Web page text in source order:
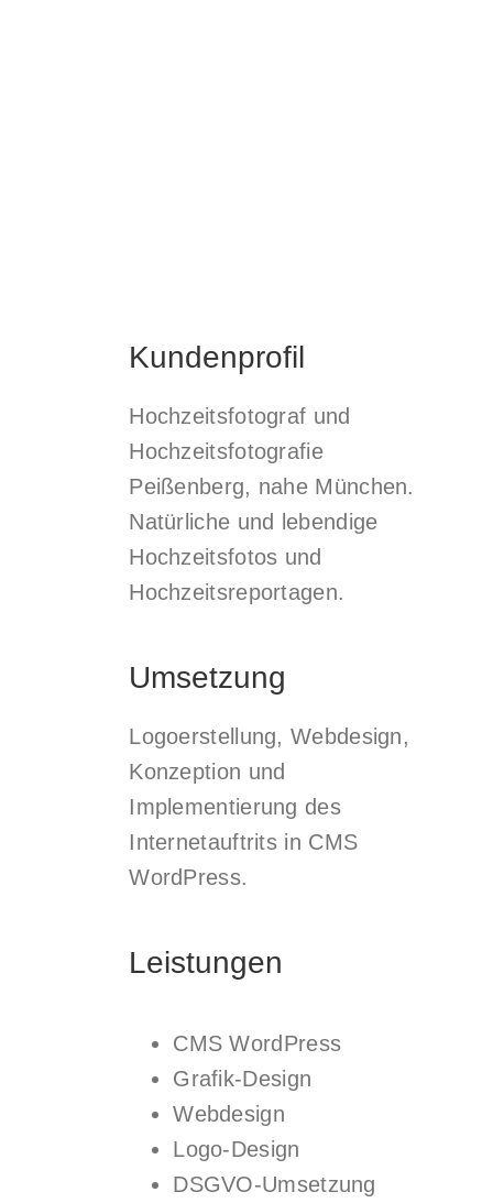
Kundenprofil
Hochzeitsfotograf und
Hochzeitsfotografie
Peißenberg, nahe München.
Natürliche und lebendige
Hochzeitsfotos und
Hochzeitsreportagen.
Umsetzung
Logoerstellung, Webdesign,
Konzeption und
Implementierung des
Internetauftrits in CMS
WordPress.
Leistungen
CMS WordPress
Grafik-Design
Webdesign
Logo-Design
DSGVO-Umsetzung